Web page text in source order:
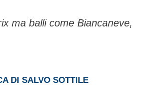
ma balli come Biancaneve,
DI SALVO SOTTILE